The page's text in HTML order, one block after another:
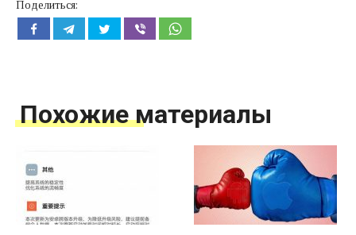
Поделиться:
Похожие материалы